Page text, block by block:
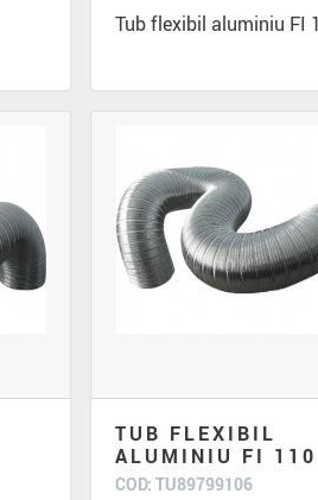
Tub flexibil aluminiu FI
TUB FLEXIBIL
ALUMINIU FI 110
COD: TU89799106